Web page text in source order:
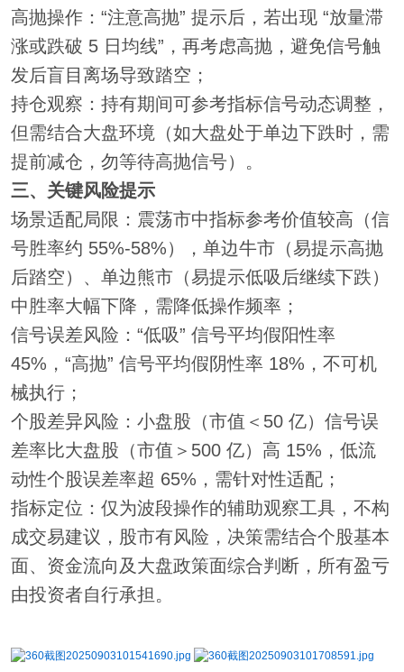
高抛操作：“注意高抛” 提示后，若出现 “放量滞
涨或跌破 5 日均线”，再考虑高抛，避免信号触
发后盲目离场导致踏空；
持仓观察：持有期间可参考指标信号动态调整，
但需结合大盘环境（如大盘处于单边下跌时，需
提前减仓，勿等待高抛信号）。
三、关键风险提示
场景适配局限：震荡市中指标参考价值较高（信
号胜率约 55%-58%），单边牛市（易提示高抛
后踏空）、单边熊市（易提示低吸后继续下跌）
中胜率大幅下降，需降低操作频率；
信号误差风险：“低吸” 信号平均假阳性率
45%，“高抛” 信号平均假阴性率 18%，不可机
械执行；
个股差异风险：小盘股（市值＜50 亿）信号误
差率比大盘股（市值＞500 亿）高 15%，低流
动性个股误差率超 65%，需针对性适配；
指标定位：仅为波段操作的辅助观察工具，不构
成交易建议，股市有风险，决策需结合个股基本
面、资金流向及大盘政策面综合判断，所有盈亏
由投资者自行承担。